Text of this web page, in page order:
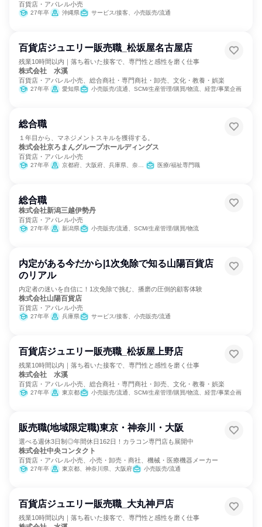
百貨店・アパレル小売
27年卒 沖縄県 サービス/接客、小売販売/流通
百貨店ジュエリー販売職_松坂屋名古屋店
残業10時間以内｜落ち着いた接客で、専門性と感性を磨く仕事
株式会社 水溪
百貨店・アパレル小売、総合商社・専門商社・卸売、文化・教養・娯楽
27年卒 愛知県 小売販売/流通、SCM/生産管理/購買/物流、経営/事業企画
総合職
１年目から、マネジメントスキルを獲得する。
株式会社京ろまんグループホールディングス
百貨店・アパレル小売
27年卒 京都府、大阪府、兵庫県、奈良県 医療/福祉専門職
総合職
株式会社新潟三越伊勢丹
百貨店・アパレル小売
27年卒 新潟県 小売販売/流通、SCM/生産管理/購買/物流
内定がある今だから|1次免除で知る山陽百貨店
のリアル
内定者の迷いを自信に！1次免除で挑む、播磨の圧倒的顧客体験
株式会社山陽百貨店
百貨店・アパレル小売
27年卒 兵庫県 サービス/接客、小売販売/流通
百貨店ジュエリー販売職_松坂屋上野店
残業10時間以内｜落ち着いた接客で、専門性と感性を磨く仕事
株式会社 水溪
百貨店・アパレル小売、総合商社・専門商社・卸売、文化・教養・娯楽
27年卒 東京都 小売販売/流通、SCM/生産管理/購買/物流、経営/事業企画
販売職(地域限定職)東京・神奈川・大阪
選べる週休3日制◎年間休日162日！カラコン専門店も展開中
株式会社中央コンタクト
百貨店・アパレル小売、小売・卸売・商社、機械・医療機器メーカー
27年卒 東京都、神奈川県、大阪府 小売販売/流通
百貨店ジュエリー販売職_大丸神戸店
残業10時間以内｜落ち着いた接客で、専門性と感性を磨く仕事